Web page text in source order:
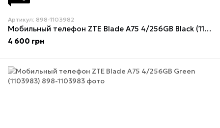
Артикул: 898-1103982
Мобильный телефон ZTE Blade A75 4/256GB Black (1103982)
4 600 грн